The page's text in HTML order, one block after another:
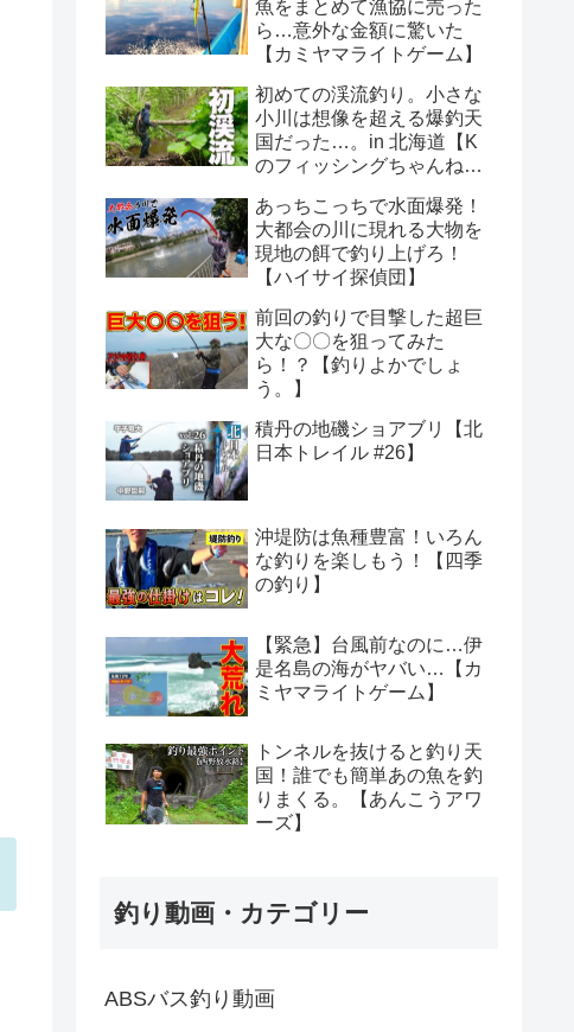
魚をまとめて漁協に売った
ら…意外な金額に驚いた
【カミヤマライトゲーム】
初めての渓流釣り。小さな
小川は想像を超える爆釣天
国だった…。in 北海道【K
のフィッシングちゃんね
あっちこっちで水面爆発！
大都会の川に現れる大物を
現地の餌で釣り上げろ！
【ハイサイ探偵団】
前回の釣りで目撃した超巨
大な〇〇を狙ってみた
ら！？【釣りよかでしょ
う。】
積丹の地磯ショアブリ【北
日本トレイル #26】
沖堤防は魚種豊富！いろん
な釣りを楽しもう！【四季
の釣り】
【緊急】台風前なのに…伊
是名島の海がヤバい…【カ
ミヤマライトゲーム】
トンネルを抜けると釣り天
国！誰でも簡単あの魚を釣
りまくる。【あんこうアワ
ーズ】
釣り動画・カテゴリー
ABSバス釣り動画